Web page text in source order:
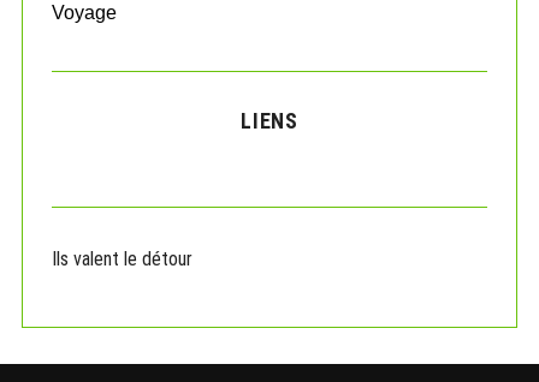
Voyage
LIENS
Ils valent le détour